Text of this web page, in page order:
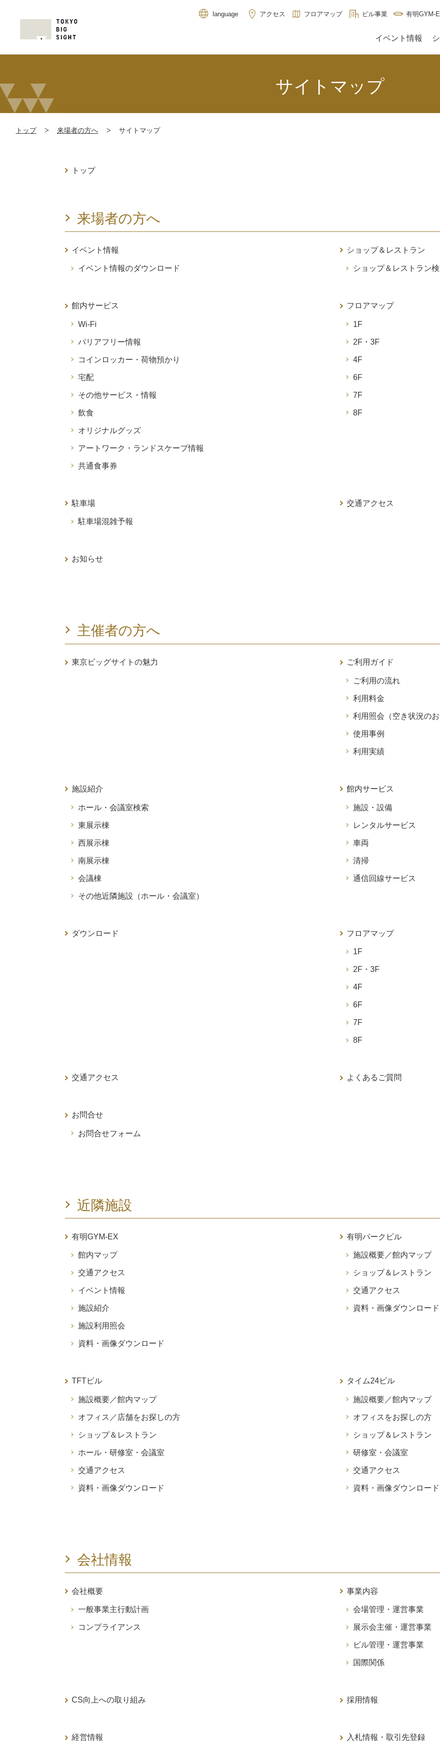
language アクセス フロアマップ ビル事業 有明GYM-
イベント情報
サイトマップ
トップ 来場者の方へ サイトマップ
トップ
来場者の方へ
イベント情報
イベント情報のダウンロード
ショップ＆レストラン
ショップ＆レストラン
館内サービス
Wi-Fi
バリアフリー情報
コインロッカー・荷物預かり
宅配
その他サービス・情報
飲食
オリジナルグッズ
アートワーク・ランドスケープ情報
共通食事券
フロアマップ
1F
2F・3F
4F
6F
7F
8F
駐車場
駐車場混雑予報
交通アクセス
お知らせ
主催者の方へ
東京ビッグサイトの魅力 ご利用ガイド
ご利用の流れ
利用料金
利用照会（空き状況の
使用事例
利用実績
施設紹介
ホール・会議室検索
東展示棟
西展示棟
南展示棟
会議棟
その他近隣施設（ホール・会議室）
館内サービス
施設・設備
レンタルサービス
車両
清掃
通信回線サービス
ダウンロード フロアマップ
1F
2F・3F
4F
6F
7F
8F
交通アクセス よくあるご質問
お問合せ
お問合せフォーム
近隣施設
有明GYM-EX
館内マップ
交通アクセス
イベント情報
施設紹介
施設利用照会
資料・画像ダウンロード
有明パークビル
施設概要／館内マップ
ショップ＆レストラン
交通アクセス
資料・画像ダウンロード
TFTビル
施設概要／館内マップ
オフィス／店舗をお探しの方
ショップ＆レストラン
ホール・研修室・会議室
交通アクセス
資料・画像ダウンロード
タイム24ビル
施設概要／館内マップ
オフィスをお探しの方
ショップ＆レストラン
研修室・会議室
交通アクセス
資料・画像ダウンロード
会社情報
会社概要
一般事業主行動計画
コンプライアンス
事業内容
会場管理・運営事業
展示会主催・運営事業
ビル管理・運営事業
国際関係
CS向上への取り組み 採用情報
経営情報 入札情報・取引先登録